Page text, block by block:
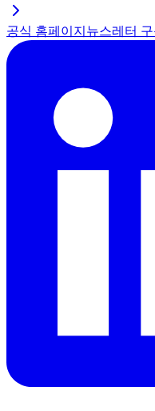
공식 홈페이지 뉴스레터